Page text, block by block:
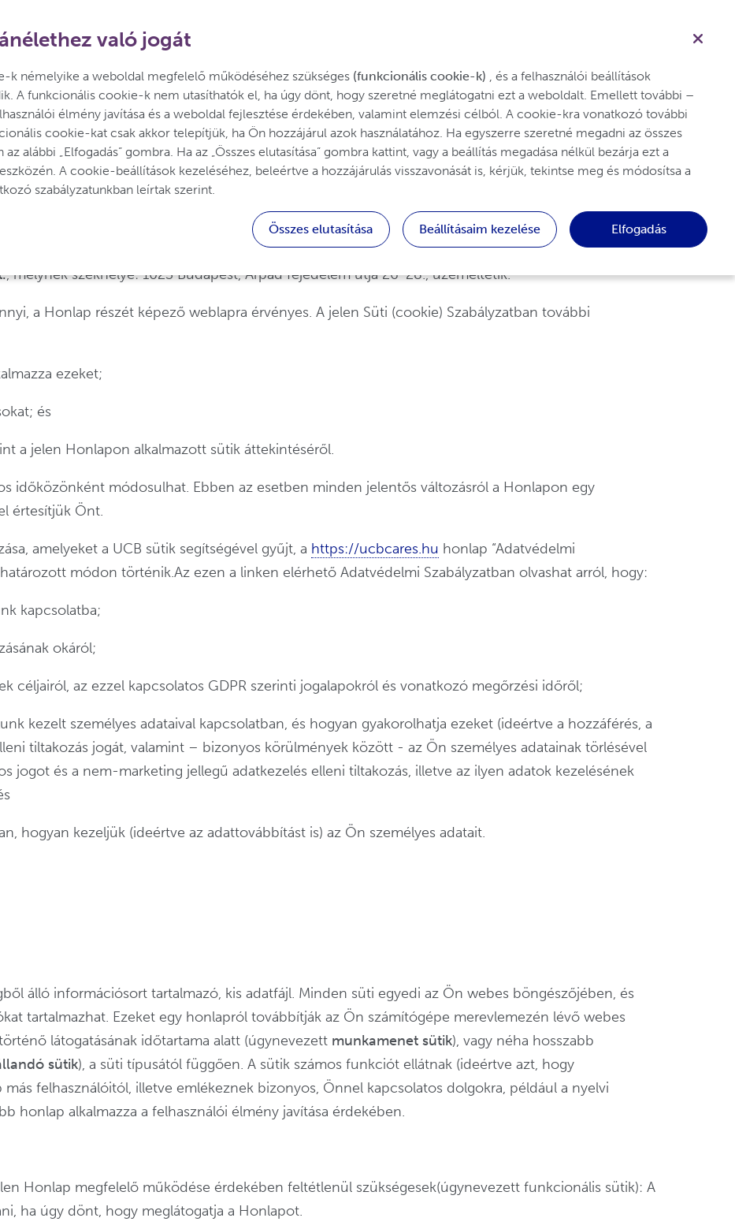
https://ucbcares.hu honlapon (Honlap
) alkalmazott sütikkel kapcsolatban. A
, melynek székhelye: 60, Allée de la recherche, 1070 Anderlecht, Belgium, valamint a magyar
, melynek székhelye: 1023 Budapest, Árpád fejedelem útja 26-28., üzemeltetik.
a Honlap részét képező weblapra érvényes. A jelen Süti (cookie) Szabályzatban további
ezeket;
és
a jelen Honlapon alkalmazott sütik áttekintéséről.
időközönként módosulhat. Ebben az esetben minden jelentős változásról a Honlapon egy
értesítjük Önt.
amelyeket a UCB sütik segítségével gyűjt, a https://ucbcares.hu honlap “Adatvédelmi
módon történik.Az ezen a linken elérhető Adatvédelmi Szabályzatban olvashat arról, hogy:
kapcsolatba;
okáról;
céljairól, az ezzel kapcsolatos GDPR szerinti jogalapokról és vonatkozó megőrzési időről;
kezelt személyes adataival kapcsolatban, és hogyan gyakorolhatja ezeket (ideértve a hozzáférés, a
tiltakozás jogát, valamint – bizonyos körülmények között - az Ön személyes adatainak törlésével
jogot és a nem-marketing jellegű adatkezelés elleni tiltakozás, illetve az ilyen adatok kezelésének
hogyan kezeljük (ideértve az adattovábbítást is) az Ön személyes adatait.
álló információsort tartalmazó, kis adatfájl. Minden süti egyedi az Ön webes böngészőjében, és
tartalmazhat. Ezeket egy honlapról továbbítják az Ön számítógépe merevlemezén lévő webes
látogatásának időtartama alatt (úgynevezett munkamenet sütik), vagy néha hosszabb
sütik), a süti típusától függően. A sütik számos funkciót ellátnak (ideértve azt, hogy
felhasználóitól, illetve emlékeznek bizonyos, Önnel kapcsolatos dolgokra, például a nyelvi
honlap alkalmazza a felhasználói élmény javítása érdekében.
Honlap megfelelő működése érdekében feltétlenül szükségesek(úgynevezett funkcionális sütik): A
ha úgy dönt, hogy meglátogatja a Honlapot.
való jogát
k némelyike a weboldal megfelelő működéséhez szükséges (funkcionális cookie-k) , és a felhasználói beállítások
A funkcionális cookie-k nem utasíthatók el, ha úgy dönt, hogy szeretné meglátogatni ezt a weboldalt. Emellett további –
élmény javítása és a weboldal fejlesztése érdekében, valamint elemzési célból. A cookie-kra vonatkozó további
cookie-kat csak akkor telepítjük, ha Ön hozzájárul azok használatához. Ha egyszerre szeretné megadni az összes
alábbi „Elfogadás” gombra. Ha az „Összes elutasítása” gombra kattint, vagy a beállítás megadása nélkül bezárja ezt a
A cookie-beállítások kezeléséhez, beleértve a hozzájárulás visszavonását is, kérjük, tekintse meg és módosítsa a
szabályzatunkban leírtak szerint.
Összes elutasítása Beállításaim kezelése Elfogadás